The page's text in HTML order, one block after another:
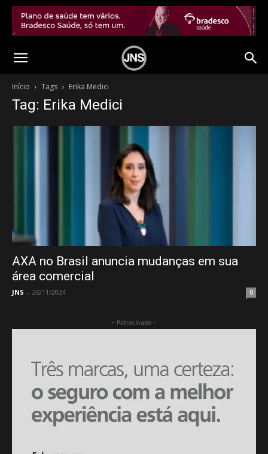
Início Tags Erika Medici
Tag: Erika Medici
AXA no Brasil anuncia mudanças em sua
área comercial
JNS - 26/11/2024 0
- Patrocinado -